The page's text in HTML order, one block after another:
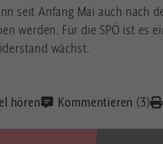
seit Anfang Mai auch nach
werden. Für die SPÖ ist es
wächst.
hören Kommentieren (3)